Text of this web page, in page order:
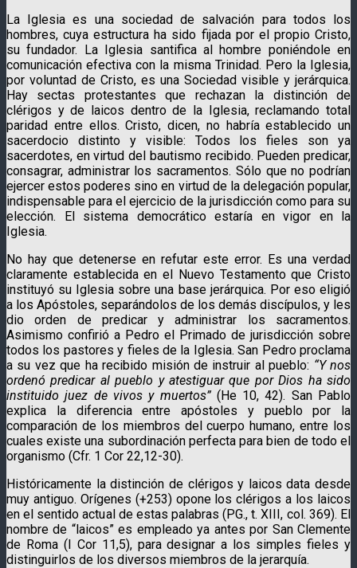
La Iglesia es una sociedad de salvación para todos los
hombres, cuya estructura ha sido fijada por el propio Cristo,
su fundador. La Iglesia santifica al hombre poniéndole en
comunicación efectiva con la misma Trinidad. Pero la Iglesia,
por voluntad de Cristo, es una Sociedad visible y jerárquica.
Hay sectas protestantes que rechazan la distinción de
clérigos y de laicos dentro de la Iglesia, reclamando total
paridad entre ellos. Cristo, dicen, no habría establecido un
sacerdocio distinto y visible: Todos los fieles son ya
sacerdotes, en virtud del bautismo recibido. Pueden predicar,
consagrar, administrar los sacramentos. Sólo que no podrían
ejercer estos poderes sino en virtud de la delegación popular,
indispensable para el ejercicio de la jurisdicción como para su
elección. El sistema democrático estaría en vigor en la
Iglesia.
No hay que detenerse en refutar este error. Es una verdad
claramente establecida en el Nuevo Testamento que Cristo
instituyó su Iglesia sobre una base jerárquica. Por eso eligió
a los Apóstoles, separándolos de los demás discípulos, y les
dio orden de predicar y administrar los sacramentos.
Asimismo confirió a Pedro el Primado de jurisdicción sobre
todos los pastores y fieles de la Iglesia. San Pedro proclama
a su vez que ha recibido misión de instruir al pueblo: “Y nos
ordenó predicar al pueblo y atestiguar que por Dios ha sido
instituido juez de vivos y muertos”(He 10, 42). San Pablo
explica la diferencia entre apóstoles y pueblo por la
comparación de los miembros del cuerpo humano, entre los
cuales existe una subordinación perfecta para bien de todo el
organismo (Cfr. 1 Cor 22,12-30).
Históricamente la distinción de clérigos y laicos data desde
muy antiguo. Orígenes (+253) opone los clérigos a los laicos
en el sentido actual de estas palabras (PG., t. XIII, col. 369). El
nombre de “laicos” es empleado ya antes por San Clemente
de Roma (I Cor 11,5), para designar a los simples fieles y
distinguirlos de los diversos miembros de la jerarquía.